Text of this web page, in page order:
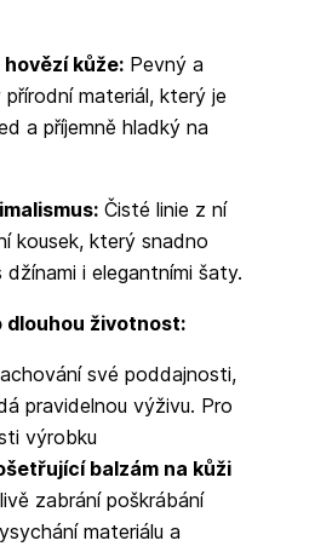
kůže:Pevný a
materiál, který je
a příjemně hladký na
Čisté linie z ní
kousek, který snadno
džínami i elegantními šaty.
dlouhou životnost:
své poddajnosti,
pravidelnou výživu. Pro
výrobku
balzám na kůži
zabrání poškrábání
materiálu a